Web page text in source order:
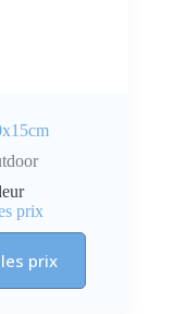
prix
prix